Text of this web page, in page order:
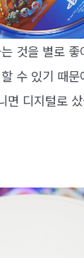
것을 별로
수 있기 때
면 디지털로